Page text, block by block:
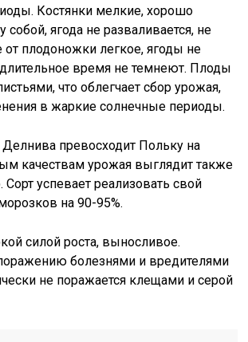
Костянки мелкие, хорошо
ягода не разваливается, не
от плодоножки легкое, ягоды не
время не темнеют. Плоды
что облегчает сбор урожая,
в жаркие солнечные периоды.
превосходит Польку на
качествам урожая выглядит также
успевает реализовать свой
на 90-95%.
силой роста, выносливое.
болезнями и вредителями
не поражается клещами и серой